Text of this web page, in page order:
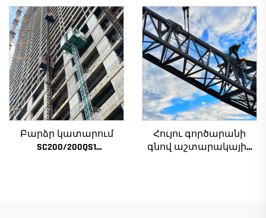
բեռնամբարի
հզորությամբ, նոր
ատամնանիվի արկղ,
ատամնանիվի շարժիչ,
աստիճանավոր
ստորին մաս
տանիք շենքի
ճակատի և վերելակի
սանդղակի համար
Ալժիրի համար
Բարձր կատարում
SC200/200QS1
Հույու գործարանի
գնով աշտարակային